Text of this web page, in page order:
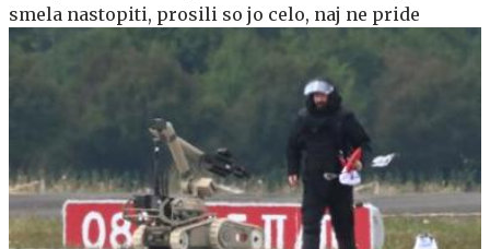
smela nastopiti, prosili so jo celo, naj ne pride